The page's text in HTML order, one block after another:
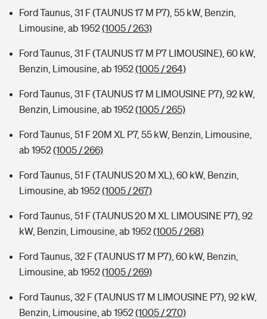
Ford Taunus, 31 F (TAUNUS 17 M P7), 55 kW, Benzin,
Limousine, ab 1952(1005 / 263)
Ford Taunus, 31 F (TAUNUS 17 M P7 LIMOUSINE), 60 kW,
Benzin, Limousine, ab 1952(1005 / 264)
Ford Taunus, 31 F (TAUNUS 17 M LIMOUSINE P7), 92 kW,
Benzin, Limousine, ab 1952(1005 / 265)
Ford Taunus, 51 F 20M XL P7, 55 kW, Benzin, Limousine,
ab 1952(1005 / 266)
Ford Taunus, 51 F (TAUNUS 20 M XL), 60 kW, Benzin,
Limousine, ab 1952(1005 / 267)
Ford Taunus, 51 F (TAUNUS 20 M XL LIMOUSINE P7), 92
kW, Benzin, Limousine, ab 1952(1005 / 268)
Ford Taunus, 32 F (TAUNUS 17 M P7), 60 kW, Benzin,
Limousine, ab 1952(1005 / 269)
Ford Taunus, 32 F (TAUNUS 17 M LIMOUSINE P7), 92 kW,
Benzin, Limousine, ab 1952(1005 / 270)